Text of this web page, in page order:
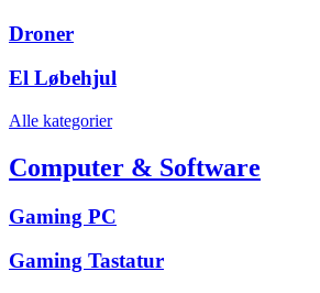
Droner
El Løbehjul
Alle kategorier
Computer & Software
Gaming PC
Gaming Tastatur